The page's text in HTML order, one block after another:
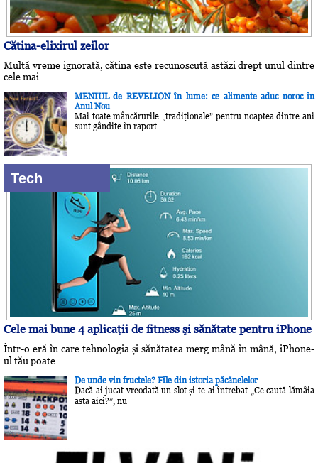
Cătina-elixirul zeilor
Multă vreme ignorată, cătina este recunoscută astăzi drept unul dintre
cele mai
MENIUL de REVELION în lume: ce alimente aduc noroc în
Anul Nou
Mai toate mâncărurile „tradiţionale” pentru noaptea dintre ani
sunt gândite în raport
Tech
Cele mai bune 4 aplicaţii de fitness şi sănătate pentru iPhone
Într-o eră în care tehnologia și sănătatea merg mână în mână, iPhone-
ul tău poate
De unde vin fructele? File din istoria păcănelelor
Dacă ai jucat vreodată un slot și te-ai întrebat „Ce caută lămâia
asta aici?”, nu